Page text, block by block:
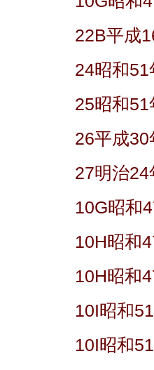
22B平成
24昭和
25昭和
26平成
27明治
10G昭和
10H昭和
10H昭和
10I昭和
10I昭和